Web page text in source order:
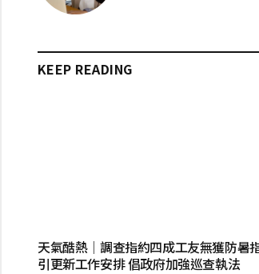
KEEP READING
天氣酷熱│調查指約四成工友無獲防暑
引更新工作安排 倡政府加強巡查執法